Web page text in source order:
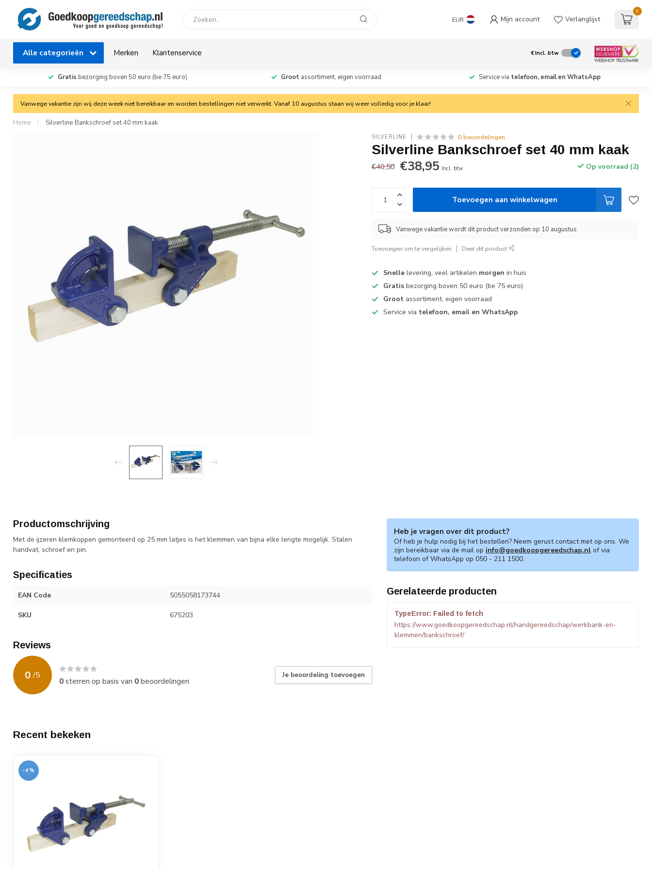
EUR Mijn account Verlanglijst
0
Alle categorieën Merken Klantenservice €Incl. btw
Gratis bezorging boven 50 euro (be 75 euro) Grootassortiment, eigen voorraad Service via telefoon, email en WhatsApp
Vanwege vakantie zijn wij deze week niet bereikbaar en worden bestellingen niet verwerkt. Vanaf 10 augustus staan wij weer volledig voor je klaar!
Home / Silverline Bankschroef set 40 mm kaak
SILVERLINE 0 beoordelingen
Silverline Bankschroef set 40 mm kaak
€40,50 €38,95 Incl. btw Op voorraad (2)
Toevoegen aan winkelwagen
Vanwege vakantie wordt dit product verzonden op 10 augustus
Toevoegen om te vergelijken Deel dit product
Snelle levering, veel artikelen morgen in huis
Gratis bezorging boven 50 euro (be 75 euro)
Groot assortiment, eigen voorraad
Service via telefoon, email en WhatsApp
Productomschrijving
Met de ijzeren klemkoppen gemonteerd op 25 mm latjes is het klemmen van bijna elke lengte mogelijk. Stalen
handvat, schroef en pin.
Specificaties
EAN Code 5055058173744
SKU 675203
Reviews
0 /5
0sterren op basis van 0beoordelingen
Je beoordeling toevoegen
Heb je vragen over dit product?
Of heb je hulp nodig bij het bestellen? Neem gerust contact met op ons. We
zijn bereikbaar via de mail op info@goedkoopgereedschap.nl of via
telefoon of WhatsApp op 050 - 211 1500.
Gerelateerde producten
TypeError: Failed to fetch
https://www.goedkoopgereedschap.nl/handgereedschap/werkbank-en-
klemmen/bankschroef/
Recent bekeken
-4%